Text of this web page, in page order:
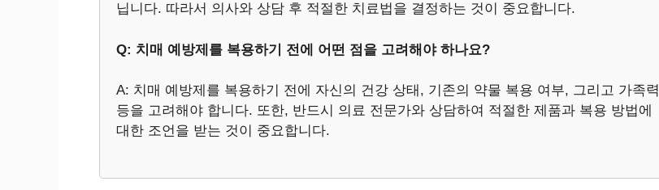
닙니다. 따라서 의사와 상담 후 적절한 치료법을 결정하는 것이 중요합니다.
Q: 치매 예방제를 복용하기 전에 어떤 점을 고려해야 하나요?
A: 치매 예방제를 복용하기 전에 자신의 건강 상태, 기존의 약물 복용 여부, 그리고 가족력
등을 고려해야 합니다. 또한, 반드시 의료 전문가와 상담하여 적절한 제품과 복용 방법에
대한 조언을 받는 것이 중요합니다.